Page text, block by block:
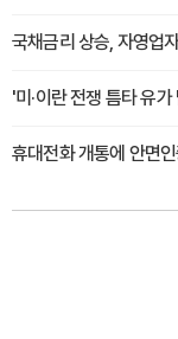
국채금리 상승, 자영업
'미·이란 전쟁 틈타 유
휴대전화 개통에 안면